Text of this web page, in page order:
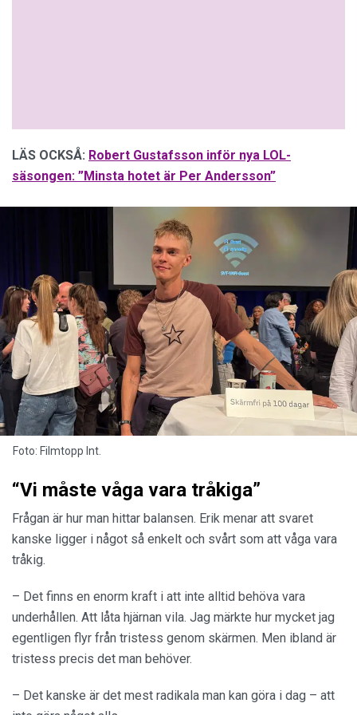
LÄS OCKSÅ: Robert Gustafsson inför nya LOL-
säsongen: ”Minsta hotet är Per Andersson”
Foto: Filmtopp Int.
“Vi måste våga vara tråkiga”
Frågan är hur man hittar balansen. Erik menar att svaret
kanske ligger i något så enkelt och svårt som att våga vara
tråkig.
– Det finns en enorm kraft i att inte alltid behöva vara
underhållen. Att låta hjärnan vila. Jag märkte hur mycket jag
egentligen flyr från tristess genom skärmen. Men ibland är
tristess precis det man behöver.
– Det kanske är det mest radikala man kan göra i dag – att